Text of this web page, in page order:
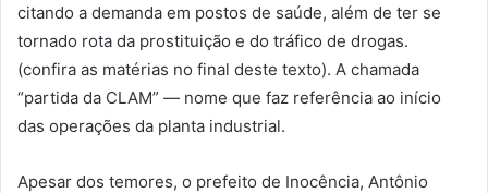
citando a demanda em postos de saúde, além de ter se
tornado rota da prostituição e do tráfico de drogas.
(confira as matérias no final deste texto). A chamada
“partida da CLAM” — nome que faz referência ao início
das operações da planta industrial.
Apesar dos temores, o prefeito de Inocência, Antônio